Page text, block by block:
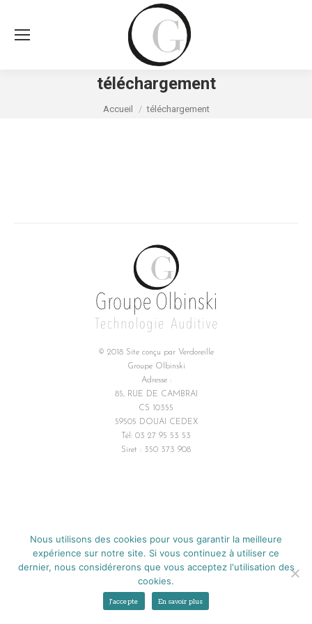
téléchargement
Vous êtes ici :
Accueil téléchargement
© 2018 Site conçu par Verdoreille
Groupe Olbinski
Adresse :
85, RUE DE CAMBRAI
CS 10355
59505 DOUAI CEDEX
Tél: 03 27 95 53 53
Siret : 350 373 908
Nous utilisons des cookies pour vous garantir la meilleure
expérience sur notre site. Si vous continuez à utiliser ce
dernier, nous considérerons que vous acceptez l'utilisation des
cookies.
J'accepte En savoir plus